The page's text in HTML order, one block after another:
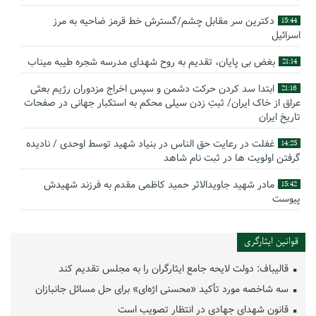
15:44
دکترین سر مقابل چشم/گسترش خط قرمز ضاحیه به مرز
اسرائیل
21:14 بغض بی پایان، تقدیم به روح شهدای مدرسه شجره طیبه میناب
21:16 ابتدا سد کردن حرکت دشمن و سپس اخراج مزدوران رژیم بعثی
عراق از خاک ایران/ ثبتِ زدن سیلی محکم به استکبار جهانی در صفحات
تاریخ ایران
14:25 غفلت در رعایت حق الناس در بنیاد شهید توسط اوحدی / نادیده
گرفتن اولویت ها در ثبت نام شاهد
15:42 مادر شهید جاویدالاثر حمید کاظمی مقدم به فرزند شهیدش
پیوست
16:17 بیانیه سپاه پاسداران انقلاب اسلامی به مناسبت چهل‌ودومین
سالگرد ربوده شدن سردار حاج احمد متوسلیان و دیپلمات‌های ایرانی در
13:10 بیانیه عمومی وزارت خارجه به مناسبت چهل‌وسومین سالگرد
قوانین ایثارگری
قالیباف: دولت لایحه جامع ایثارگران را به مجلس تقدیم کند
سه شاخصه مورد تأکید «محسنی اژه‌ای» برای حل مسائل جانبازان
قانون شهدای جهادی در انتظار تصویب است